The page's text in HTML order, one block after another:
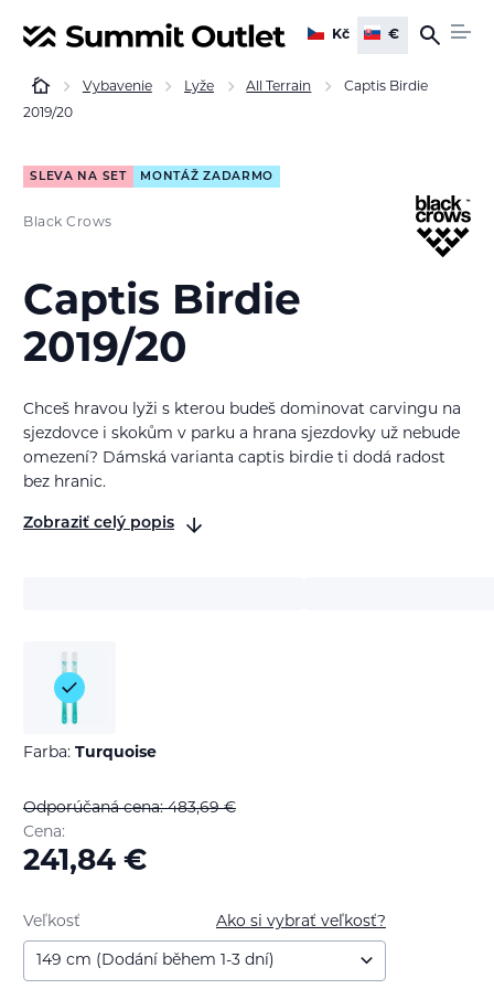
Kč €
Vybavenie Lyže All Terrain
Captis Birdie
2019/20
SLEVA NA SET MONTÁŽ ZADARMO
Black Crows
Captis Birdie
2019/20
Chceš hravou lyži s kterou budeš dominovat carvingu na
sjezdovce i skokům v parku a hrana sjezdovky už nebude
omezení? Dámská varianta captis birdie ti dodá radost
bez hranic.
Zobraziť celý popis
Farba: Turquoise
Odporúčaná cena: 483,69€
Cena:
241,84 €
Ako si vybrať veľkosť?
Veľkosť